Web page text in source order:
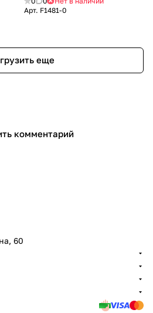
Арт. F1481-0
еще
комментарий
60